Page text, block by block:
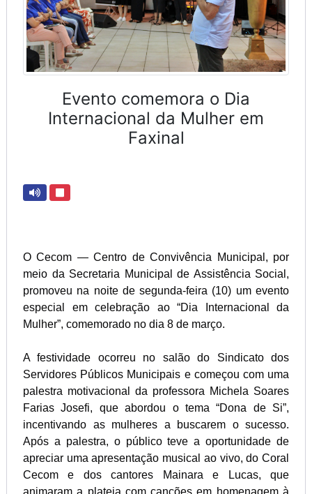
Evento comemora o Dia
Internacional da Mulher em
Faxinal
O Cecom — Centro de Convivência Municipal, por
meio da Secretaria Municipal de Assistência Social,
promoveu na noite de segunda-feira (10) um evento
especial em celebração ao “Dia Internacional da
Mulher”, comemorado no dia 8 de março.
A festividade ocorreu no salão do Sindicato dos
Servidores Públicos Municipais e começou com uma
palestra motivacional da professora Michela Soares
Farias Josefi, que abordou o tema “Dona de Si”,
incentivando as mulheres a buscarem o sucesso.
Após a palestra, o público teve a oportunidade de
apreciar uma apresentação musical ao vivo, do Coral
Cecom e dos cantores Mainara e Lucas, que